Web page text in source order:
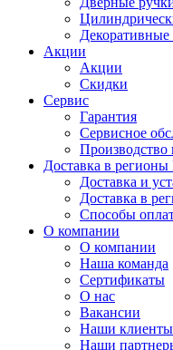
Акции
Акции
Скидки
Сервис
Гарантия
Сервисное
Производство
Доставка в
Доставка и
Доставка в
Способы
О компании
О компании
Наша команда
Сертификаты
О нас
Вакансии
Наши клиенты
Наши